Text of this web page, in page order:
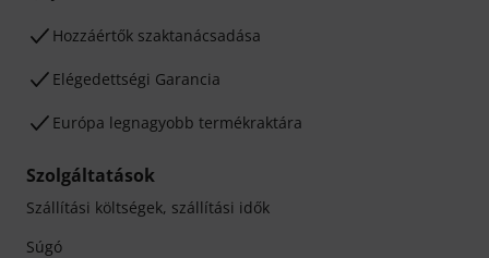
Hozzáértők szaktanácsadása
Elégedettségi Garancia
Európa legnagyobb termékraktára
Szolgáltatások
Szállítási költségek, szállítási idők
Súgó